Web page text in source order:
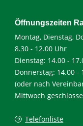
Öffnungszeiten
Montag, Dienstag,
8.30 - 12.00 Uhr
Dienstag: 14.00 -
Donnerstag: 14.00 -
(oder nach
Mittwoch
Telefonliste